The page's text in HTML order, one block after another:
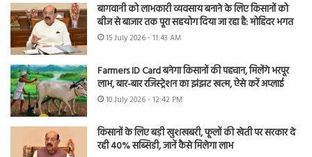
बागवानी को लाभकारी व्यवसाय बनाने के लिए किसानों को
बीज से बाजार तक पूरा सहयोग दिया जा रहा है: मोहिंदर भगत
15 July 2026 - 11:43 AM
Farmers ID Card बनेगा किसानों की पहचान, मिलेंगे भरपूर
लाभ, बार-बार रजिस्ट्रेशन का झंझट खत्म, ऐसे करें अप्लाई
10 July 2026 - 12:42 PM
किसानों के लिए बड़ी खुशखबरी, फूलों की खेती पर सरकार दे
रही 40% सब्सिडी, जानें कैसे मिलेगा लाभ